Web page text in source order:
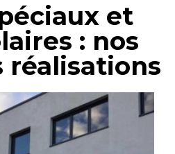
et
: nos
réalisations